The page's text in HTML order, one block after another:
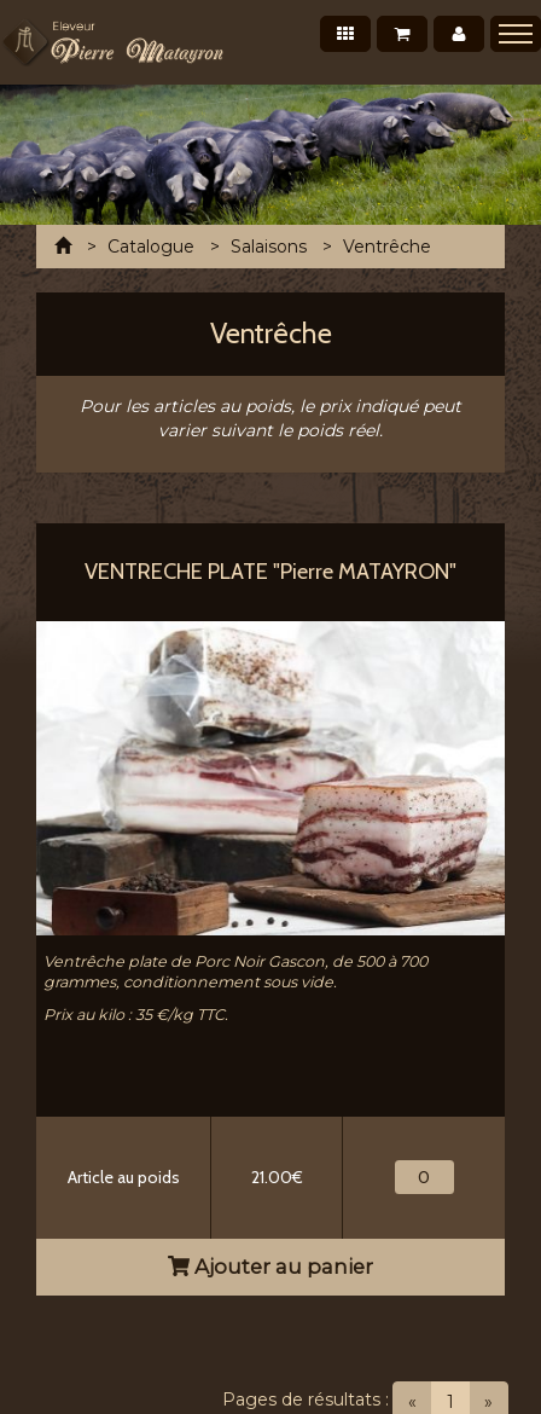
Mon
Mon panier
Nos produits
Présentation
Points de vente Professionnels
Recettes et conseils
Photos/Vidéos
Salons et évènements
Contact
A découvrir
AccueilCatalogue Salaisons Ventrêche
Ventrêche
Pour les articles au poids, le prix indiqué peut
varier suivant le poids réel.
VENTRECHE PLATE "Pierre MATAYRON"
Ventrêche plate de Porc Noir Gascon, de 500 à 700
grammes, conditionnement sous vide.
Prix au kilo : 35 €/kg TTC.
Article au poids 21.00€
Ajouter au panier
« 1 (current)
»
Pages de résultats :